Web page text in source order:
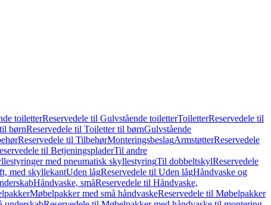
toiletterReservedele til Gulvstående toiletterToiletterReservedele til
børnReservedele til Toiletter til børnGulvstående
Reservedele til TilbehørMonteringsbeslagArmstøtterReservedele
til BetjeningspladerTil andre
med pneumatisk skyllestyringTil dobbeltskylReservedele
med skyllekantUden lågReservedele til Uden lågHåndvaske og
Håndvaske, småReservedele til Håndvaske,
Møbelpakker med små håndvaskeReservedele til Møbelpakker